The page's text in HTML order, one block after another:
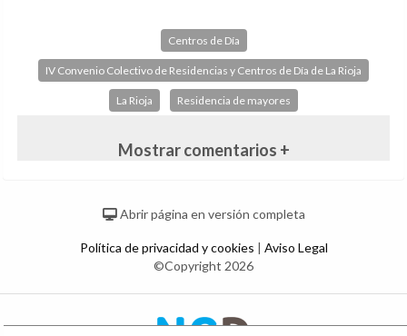
Centros de Día
IV Convenio Colectivo de Residencias y Centros de Día de La Rioja
La Rioja Residencia de mayores
Mostrar comentarios +
Abrir página en versión completa
Política de privacidad y cookies | Aviso Legal
©Copyright 2026